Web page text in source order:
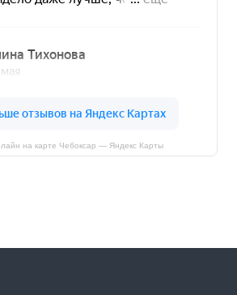
на карте Чебоксар — Яндекс Карты